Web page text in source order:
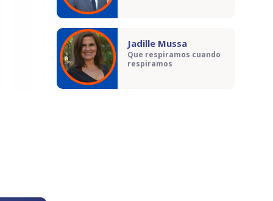
Jadille Mussa
Que respiramos cuando
respiramos